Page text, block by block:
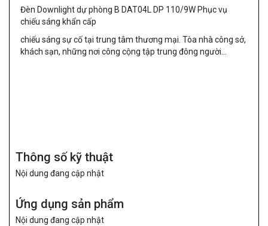
Đèn Downlight dự phòng B DAT04L DP 110/9W Phục vụ
chiếu sáng khẩn cấp
chiếu sáng sự cố tại trung tâm thương mại. Tòa nhà công sở,
khách sạn, những nơi công cộng tập trung đông người…
Thông số kỹ thuật
Nội dung đang cập nhật
Ứng dụng sản phẩm
Nội dung đang cập nhật